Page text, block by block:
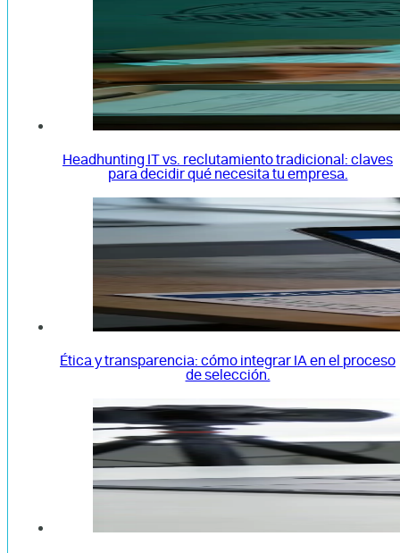
Headhunting IT vs. reclutamiento tradicional: claves
para decidir qué necesita tu empresa.
Ética y transparencia: cómo integrar IA en el proceso
de selección.